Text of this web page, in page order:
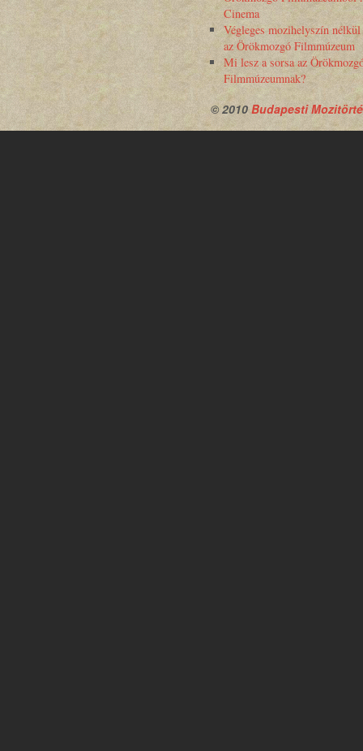
Cinema
Végleges mozihelyszín nélkül
az Örökmozgó Filmmúzeum
Mi lesz a sorsa az
Filmmúzeumnak?
© 2010Budapesti